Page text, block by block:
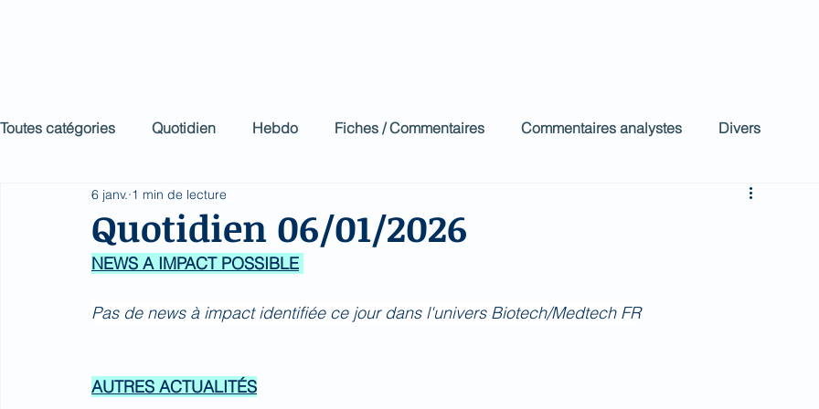
Toutes catégories Quotidien Hebdo Fiches / Commentaires Commentaires analystes Divers
Quotidien 06/01/2026
6 janv. 1 min de lecture
NEWS A IMPACT POSSIBLE
Pas de news à impact identifiée ce jour dans l'univers Biotech/Medtech FR
AUTRES ACTUALITÉS